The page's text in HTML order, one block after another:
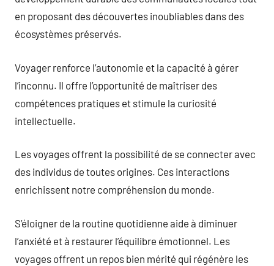
en proposant des découvertes inoubliables dans des
écosystèmes préservés.
Voyager renforce l’autonomie et la capacité à gérer
l’inconnu. Il offre l’opportunité de maîtriser des
compétences pratiques et stimule la curiosité
intellectuelle.
Les voyages offrent la possibilité de se connecter avec
des individus de toutes origines. Ces interactions
enrichissent notre compréhension du monde.
S’éloigner de la routine quotidienne aide à diminuer
l’anxiété et à restaurer l’équilibre émotionnel. Les
voyages offrent un repos bien mérité qui régénère les